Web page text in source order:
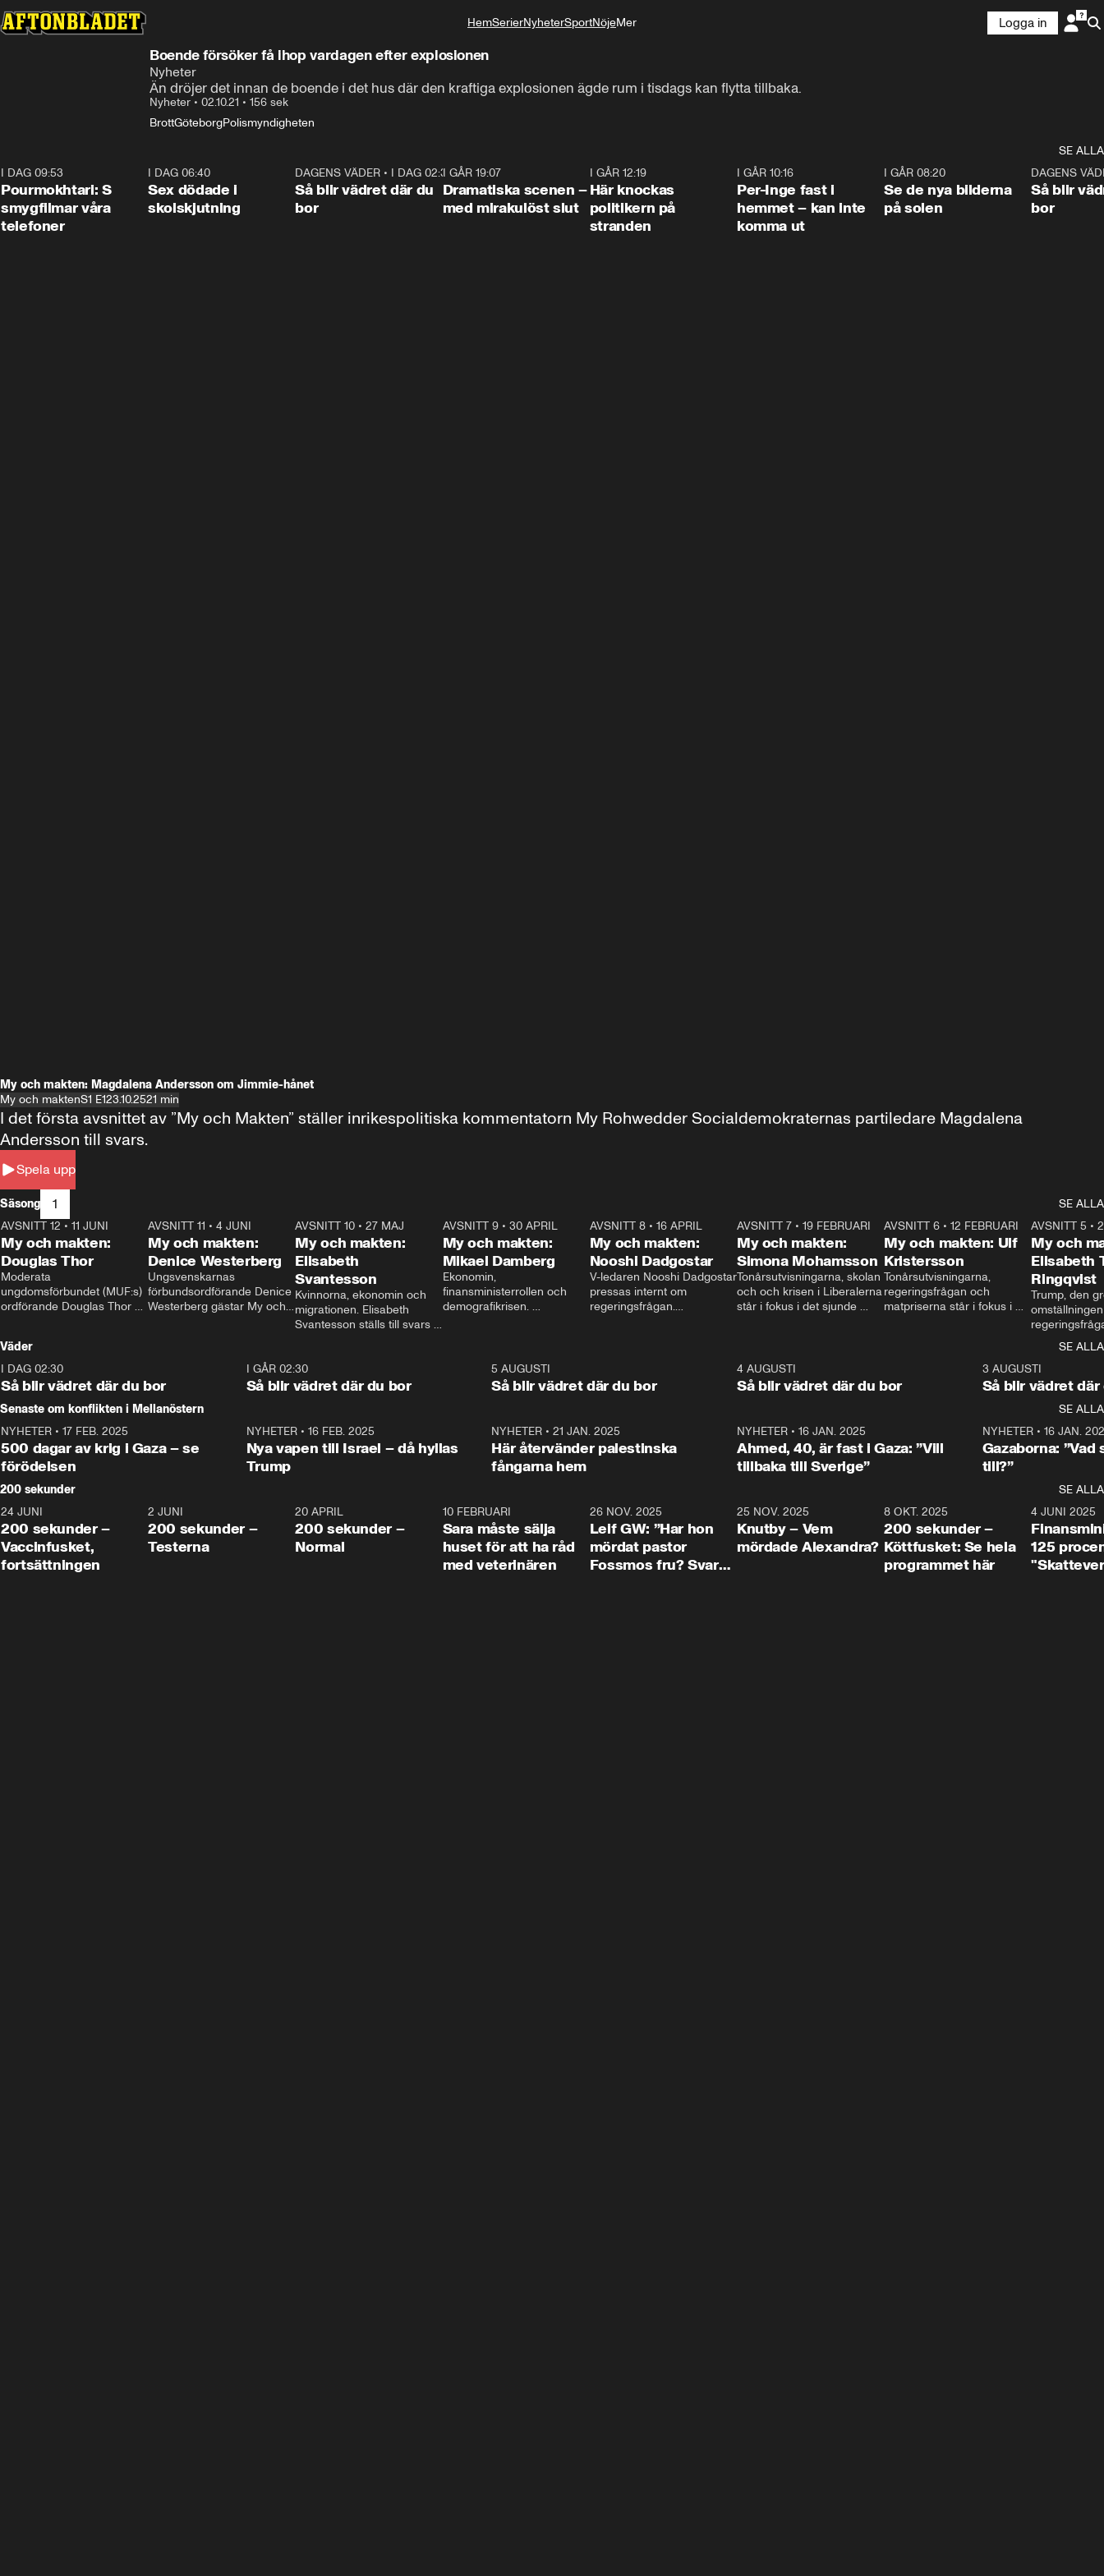
HemSerierNyheterSportNöjeMer
Logga in
Boende försöker få ihop vardagen efter explosionen
Nyheter
Än dröjer det innan de boende i det hus där den kraftiga explosionen ägde rum i tisdags kan flytta tillbaka.
Nyheter • 02.10.21 • 156 sek
BrottGöteborgPolismyndigheten
SE ALLA
I DAG 09:53
Pourmokhtari: S
smygfilmar våra
telefoner
I DAG 06:40
Sex dödade i
skolskjutning
1:06
DAGENS VÄDER • I DAG 02:30
Så blir vädret där du
bor
I GÅR 19:07
Dramatiska scenen –
med mirakulöst slut
I GÅR 12:19
Här knockas
politikern på
stranden
I GÅR 10:16
Per-Inge fast i
hemmet – kan inte
komma ut
I GÅR 08:20
Se de nya bilderna
på solen
DAGENS
Så blir
bor
My och makten: Magdalena Andersson om Jimmie-hånet
My och maktenS1 E123.10.2521 min
Spela upp
I det första avsnittet av ”My och Makten” ställer inrikespolitiska kommentatorn My Rohwedder Socialdemokraternas partiledare Magdalena
Andersson till svars.
Säsong 1
SE ALLA
26:27
AVSNITT 12 • 11 JUNI
My och makten:
Douglas Thor
Moderata
ungdomsförbundet (MUF:s)
ordförande Douglas Thor
tonårsutvisningarna och hur
Moderaterna ska locka
väljare till valet i höst.
23:40
AVSNITT 11 •4 JUNI
My och makten:
Denice Westerberg
Ungsvenskarnas
förbundsordförande Denice
Westerberg gästar My och
AVSNITT 10 •27 MAJ
My och makten:
Elisabeth
Svantesson
Kvinnorna, ekonomin och
migrationen. Elisabeth
Svantesson ställs till svars
AVSNITT 9• 30 APRIL
My och makten:
Mikael Damberg
Ekonomin,
finansministerrollen och
demografikrisen.
och Makten.
AVSNITT 8• 16 APRIL
My och makten:
Nooshi Dadgostar
V-ledaren Nooshi Dadgostar
pressas internt om
regeringsfrågan.
– Vi ställer upp i val. Ska vi
vara med så sitter vi förstås
24:30
AVSNITT 7• 19 FEBRUARI
My och makten:
Simona Mohamsson
Tonårsutvisningarna, skolan
och och krisen i Liberalerna
står i fokus i det sjunde
kommentator My
Rohwedder ställer
utbildnings- och
Mohamsson till svars.
27:30
AVSNITT 6 •12 FEBRUARI
My och makten: Ulf
Kristersson
Tonårsutvisningarna,
regeringsfrågan och
matpriserna står i fokus i
Rohwedder ställer
statsminister Ulf Kristersson
AVSNITT 5 •
My och
Elisabeth
Ringqvist
Trump, den
centrum i
avsnittet av
Makten”. Se
Aftonbladets
Rohwedder
Thand Ring
Väder
SE ALLA
I DAG 02:30
Så blir vädret där du bor
1:06
I GÅR 02:30
Så blir vädret där du bor
5 AUGUSTI
Så blir vädret där du bor
4 AUGUSTI
Så blir vädret där du bor
3 AUGUSTI
Så blir vädret där
Senaste om konflikten i Mellanöstern
SE ALLA
NYHETER • 17 FEB. 2025
500 dagar av krig i Gaza – se
förödelsen
NYHETER• 16 FEB. 2025
Nya vapen till Israel – då hyllas
Trump
NYHETER •21 JAN. 2025
Här återvänder palestinska
fångarna hem
NYHETER• 16 JAN. 2025
Ahmed, 40, är fast i Gaza: ”Vill
tillbaka till Sverige”
NYHETER• 16 JAN.
Gazaborna:
till?”
200 sekunder
SE ALLA
5:00
24 JUNI
200 sekunder –
Vaccinfusket,
fortsättningen
4:23
2 JUNI
200 sekunder –
Testerna
20 APRIL
200 sekunder –
Normal
10 FEBRUARI
Sara måste sälja
huset för att ha råd
med veterinären
26 NOV. 2025
Leif GW: ”Har hon
mördat pastor
Fossmos fru? Svar
31:05
25 NOV. 2025
Knutby – Vem
mördade Alexandra?
4:29
8 OKT. 2025
200 sekunder –
Köttfusket: Se hela
programmet här
4 JUNI 2025
125